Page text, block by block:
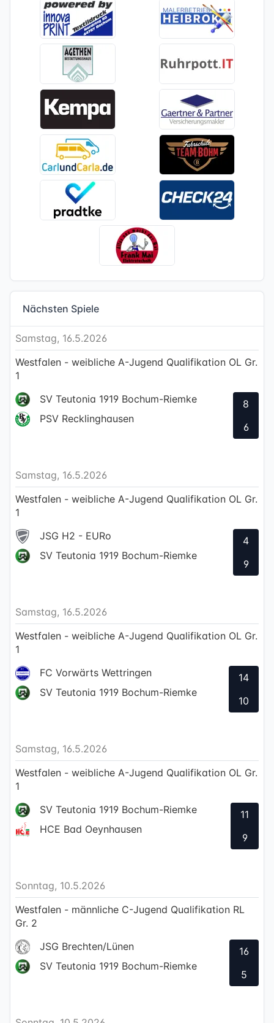
Nächsten Spiele
Samstag, 16.5.2026
Westfalen - weibliche A-Jugend Qualifikation OL Gr.
1
SV Teutonia 1919 Bochum-Riemke
PSV Recklinghausen
8
6
Samstag, 16.5.2026
Westfalen - weibliche A-Jugend Qualifikation OL Gr.
1
JSG H2 - EURo
SV Teutonia 1919 Bochum-Riemke
4
9
Samstag, 16.5.2026
Westfalen - weibliche A-Jugend Qualifikation OL Gr.
1
FC Vorwärts Wettringen
SV Teutonia 1919 Bochum-Riemke
14
10
Samstag, 16.5.2026
Westfalen - weibliche A-Jugend Qualifikation OL Gr.
1
SV Teutonia 1919 Bochum-Riemke
HCE Bad Oeynhausen
11
9
Sonntag, 10.5.2026
Westfalen - männliche C-Jugend Qualifikation RL
Gr. 2
JSG Brechten/Lünen
SV Teutonia 1919 Bochum-Riemke
16
5